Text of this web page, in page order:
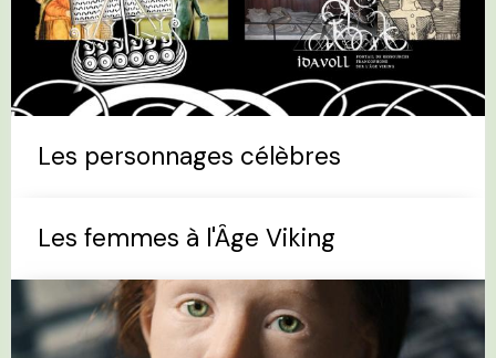
Les personnages célèbres
Les femmes à l'Âge Viking